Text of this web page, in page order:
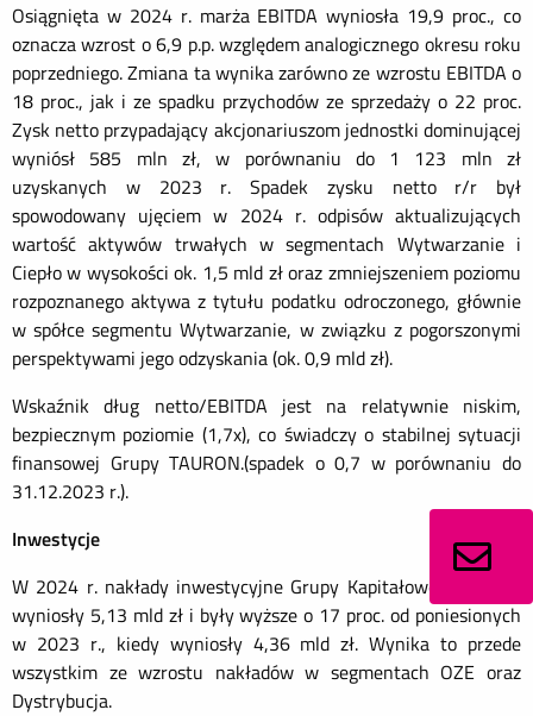
Osiągnięta w 2024 r. marża EBITDA wyniosła 19,9 proc., co
oznacza wzrost o 6,9 p.p. względem analogicznego okresu roku
poprzedniego. Zmiana ta wynika zarówno ze wzrostu EBITDA o
18 proc., jak i ze spadku przychodów ze sprzedaży o 22 proc.
Zysk netto przypadający akcjonariuszom jednostki dominującej
wyniósł 585 mln zł, w porównaniu do 1 123 mln zł
uzyskanych w 2023 r. Spadek zysku netto r/r był
spowodowany ujęciem w 2024 r. odpisów aktualizujących
wartość aktywów trwałych w segmentach Wytwarzanie i
Ciepło w wysokości ok. 1,5 mld zł oraz zmniejszeniem poziomu
rozpoznanego aktywa z tytułu podatku odroczonego, głównie
w spółce segmentu Wytwarzanie, w związku z pogorszonymi
perspektywami jego odzyskania (ok. 0,9 mld zł).
Wskaźnik dług netto/EBITDA jest na relatywnie niskim,
bezpiecznym poziomie (1,7x), co świadczy o stabilnej sytuacji
finansowej Grupy TAURON.(spadek o 0,7 w porównaniu do
31.12.2023 r.).
Inwestycje
W 2024 r. nakłady inwestycyjne Grupy Kapitałowej TAURON
wyniosły 5,13 mld zł i były wyższe o 17 proc. od poniesionych
w 2023 r., kiedy wyniosły 4,36 mld zł. Wynika to przede
wszystkim ze wzrostu nakładów w segmentach OZE oraz
Dystrybucja.